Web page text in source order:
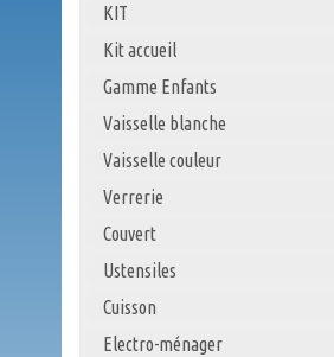
KIT
Kit accueil
Gamme Enfants
Vaisselle blanche
Vaisselle couleur
Verrerie
Couvert
Ustensiles
Cuisson
Electro-ménager